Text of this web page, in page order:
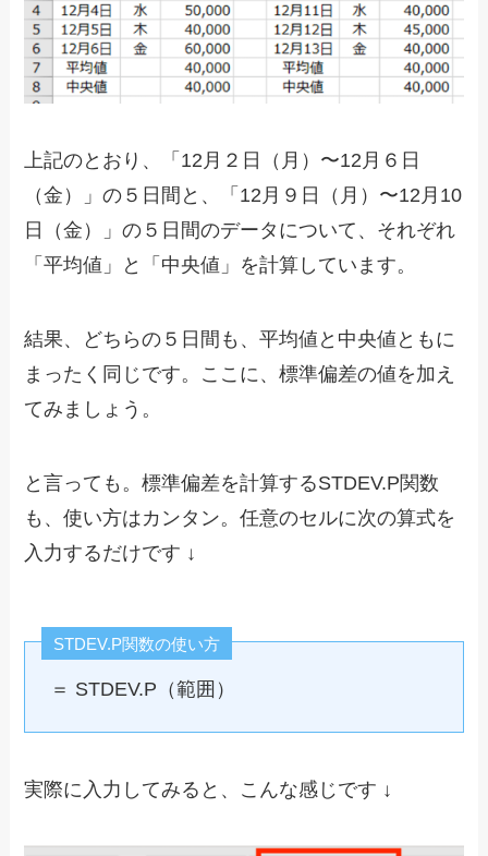
上記のとおり、「12月２日（月）〜12月６日
（金）」の５日間と、「12月９日（月）〜12月10
日（金）」の５日間のデータについて、それぞれ
「平均値」と「中央値」を計算しています。
結果、どちらの５日間も、平均値と中央値ともに
まったく同じです。ここに、標準偏差の値を加え
てみましょう。
と言っても。標準偏差を計算するSTDEV.P関数
も、使い方はカンタン。任意のセルに次の算式を
入力するだけです ↓
STDEV.P関数の使い方
＝ STDEV.P（範囲）
実際に入力してみると、こんな感じです ↓